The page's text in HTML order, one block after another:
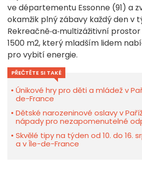
ve départementu Essonne (91) a
okamžik plný zábavy každý den v
Rekreačně‑a‑multizážitivní
1500 m2, který mladším lidem
pro vybití energie.
PŘEČTĚTE SI TAKÉ
Únikové hry pro děti a mládež v
de-France
Dětské narozeninové oslavy v
nápady pro nezapomenutelné
Skvělé tipy na týden od 10. do 16.
a v Île-de-France